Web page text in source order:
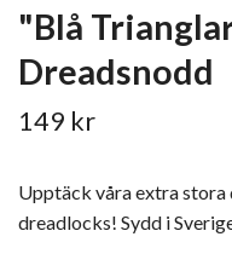
"Blå
Dreadsnodd
149 kr
Upptäck våra extra
dreadlocks! Sydd i